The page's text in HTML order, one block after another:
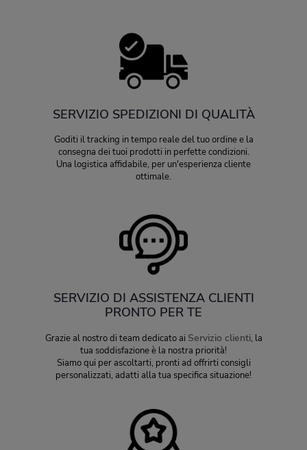
SERVIZIO SPEDIZIONI DI QUALITÀ
Goditi il tracking in tempo reale del tuo ordine e la
consegna dei tuoi prodotti in perfette condizioni.
Una logistica affidabile, per un'esperienza cliente
ottimale.
SERVIZIO DI ASSISTENZA CLIENTI
PRONTO PER TE
Grazie al nostro di team dedicato ai Servizio clienti, la
tua soddisfazione è la nostra priorità!
Siamo qui per ascoltarti, pronti ad offrirti consigli
personalizzati, adatti alla tua specifica situazione!